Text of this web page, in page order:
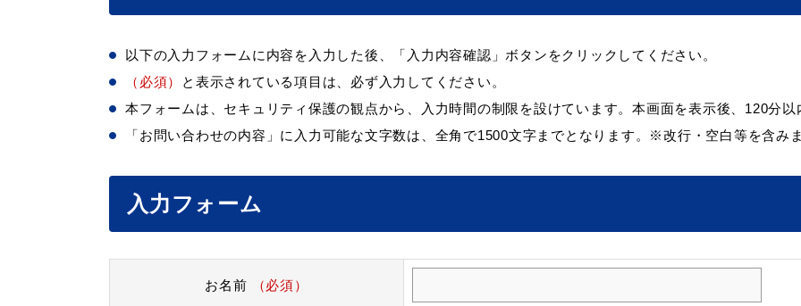
以下の入力フォームに内容を入力した後、「入力内容確認」ボタンをクリックしてください。
（必須）
と表示されている項目は、必ず入力してください。
本フォームは、セキュリティ保護の観点から、入力時間の制限を設けています。本画面を表示後、120分以
「お問い合わせの内容」に入力可能な文字数は、全角で1500文字までとなります。※改行・空白等を含みま
入力フォーム
お名前 （必須）